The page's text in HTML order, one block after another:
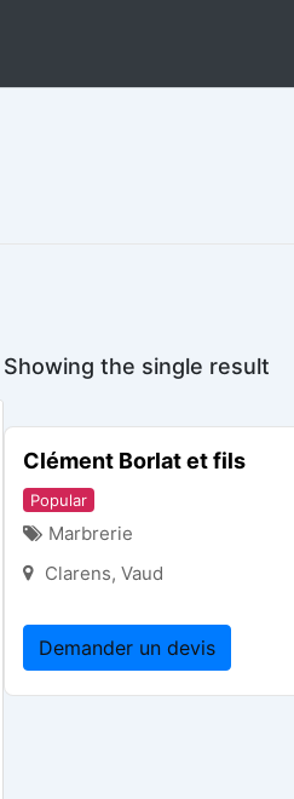
Showing the single result
Clément Borlat et fils
Popular
Marbrerie
Clarens, Vaud
Demander un devis